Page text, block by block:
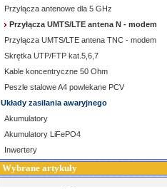
Przyłącza antenowe dla 5 GHz
Przyłącza UMTS/LTE antena N - modem
Przyłącza UMTS/LTE antena TNC - modem
Skrętka UTP/FTP kat.5,6,7
Kable koncentryczne 50 Ohm
Peszle stalowe A4 powlekane PCV
Układy zasilania awaryjnego
Akumulatory
Akumulatory LiFePO4
Inwertery
Wybrane artykuły